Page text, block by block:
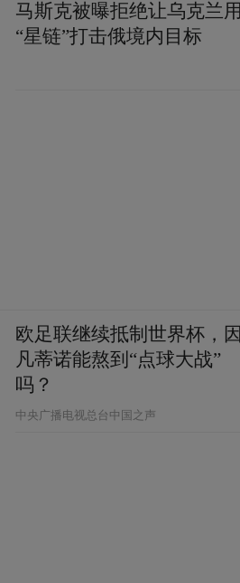
马斯克被曝拒绝让乌克兰用
“星链”打击俄境内目标
欧足联继续抵制世界杯，因
凡蒂诺能熬到“点球大战”
吗？
中央广播电视总台中国之声